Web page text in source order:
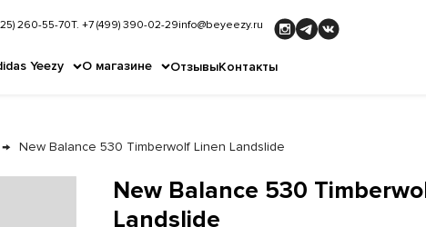
Yeezy О магазине ОтзывыКонтакты
260-55-70Т. +7 (499) 390-02-29info@beyeezy.ru
New Balance 530 Timberwolf Linen Landslide
New Balance 530
Landslide